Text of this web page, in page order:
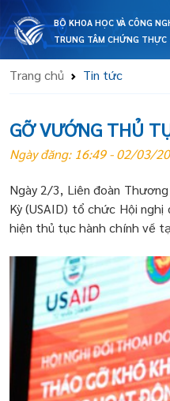
BỘ KHOA HỌC VÀ CÔNG
TRUNG TÂM CHỨNG
Trang chủ Tin tức
GỠ VƯỚNG THỦ
Ngày đăng: 16:49 - 02/03/
Ngày 2/3, Liên đoàn
Kỳ (USAID) tổ chức Hội
hiện thủ tục hành chính về